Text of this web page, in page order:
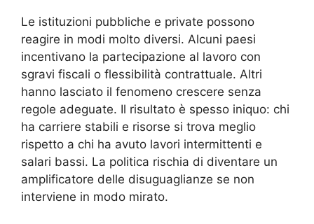
Le istituzioni pubbliche e private possono
reagire in modi molto diversi. Alcuni paesi
incentivano la partecipazione al lavoro con
sgravi fiscali o flessibilità contrattuale. Altri
hanno lasciato il fenomeno crescere senza
regole adeguate. Il risultato è spesso iniquo: chi
ha carriere stabili e risorse si trova meglio
rispetto a chi ha avuto lavori intermittenti e
salari bassi. La politica rischia di diventare un
amplificatore delle disuguaglianze se non
interviene in modo mirato.